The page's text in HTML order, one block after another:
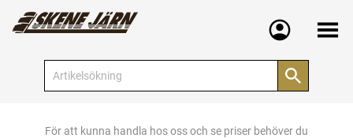
Meny
För att kunna handla hos oss och se priser behöver du